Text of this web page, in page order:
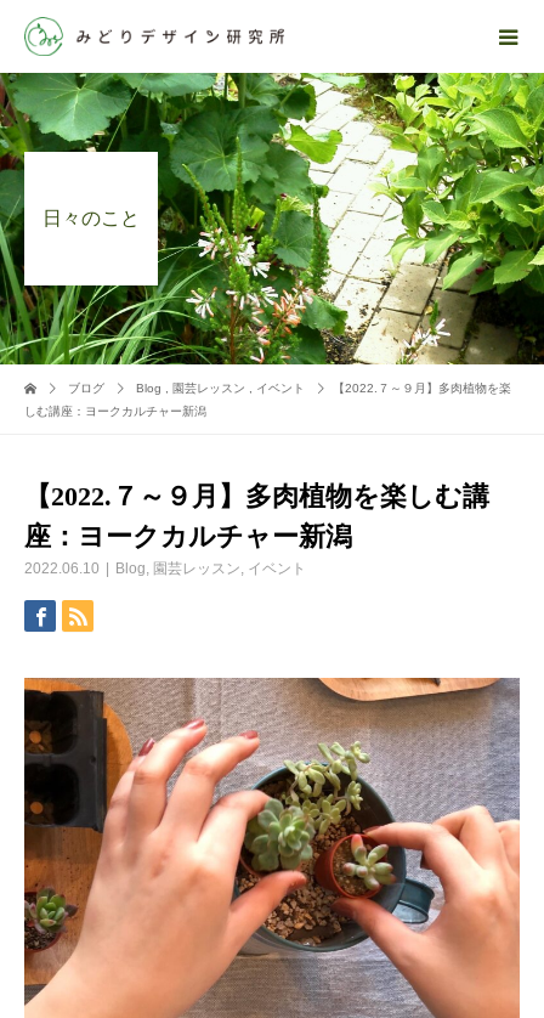
日々のこと
ブログ Blog 園芸レッスン イベント
【2022.７～９月】多肉植物を楽
しむ講座：ヨークカルチャー新潟
【2022.７～９月】多肉植物を楽しむ講
座：ヨークカルチャー新潟
2022.06.10 Blog, 園芸レッスン, イベント